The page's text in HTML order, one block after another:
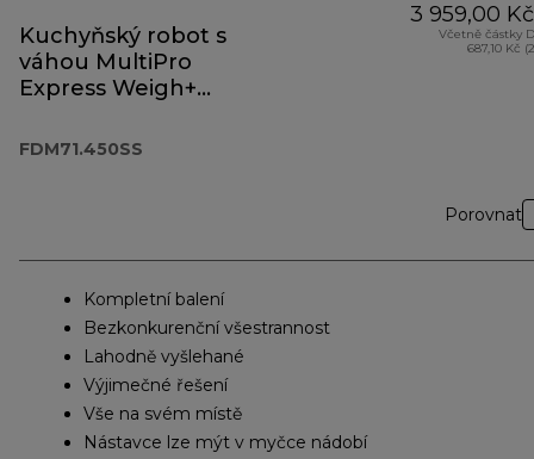
Kuchyňský robot s
váhou MultiPro
Express Weigh+
FDM71.450SS
3 959,00 Kč
Včetně částky
687,10 Kč
Porovnat
Kompletní balení
Bezkonkurenční všestrannost
Lahodně vyšlehané
Výjimečné řešení
Vše na svém místě
Nástavce lze mýt v myčce nádobí